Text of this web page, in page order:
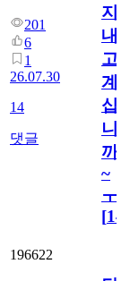
201
6
1
26.07.30
14
댓글
지
내
고
계
십
니
까
~
ㅜ
[14
196622